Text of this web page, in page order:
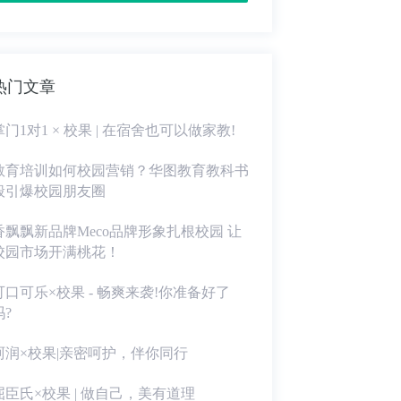
门文章
门1对1 × 校果 | 在宿舍也可以做家教!
育培训如何校园营销？华图教育教科书
引爆校园朋友圈
飘飘新品牌Meco品牌形象扎根校园 让
园市场开满桃花！
口可乐×校果 - 畅爽来袭!你准备好了
?
润×校果|亲密呵护，伴你同行
臣氏×校果 | 做自己，美有道理